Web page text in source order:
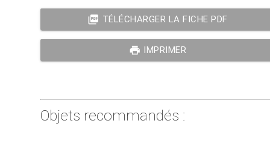
picture_as_pdf TÉLÉCHARGER LA FICHE PDF
print IMPRIMER
Objets recommandés :